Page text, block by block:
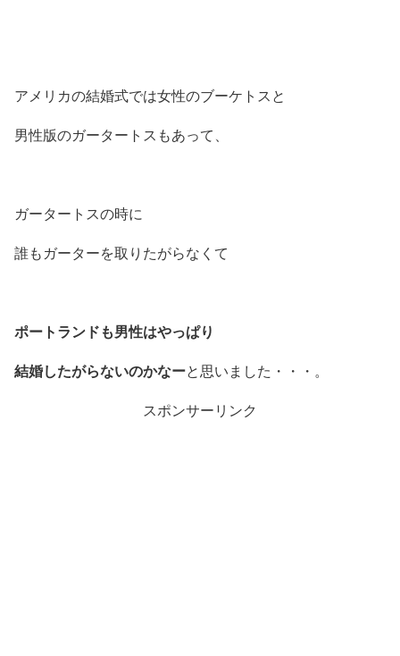
アメリカの結婚式では女性のブーケトスと
男性版のガータートスもあって、
ガータートスの時に
誰もガーターを取りたがらなくて
ポートランドも男性はやっぱり
結婚したがらないのかなーと思いました・・・。
スポンサーリンク